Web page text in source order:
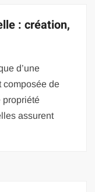
: création,
d’une
composée de
propriété
assurent